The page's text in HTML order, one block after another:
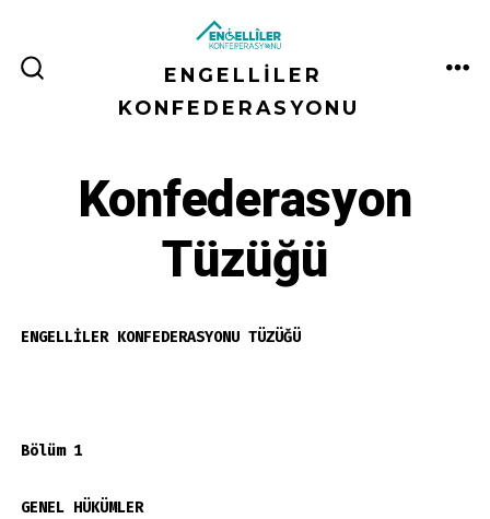
ÇUBUĞUNU
GÖSTER/GIZLE
ENGELLILER
KONFEDERASYONU
Konfederasyon
Tüzüğü
ENGELLİLER KONFEDERASYONU TÜZÜĞÜ
Bölüm 1
GENEL HÜKÜMLER